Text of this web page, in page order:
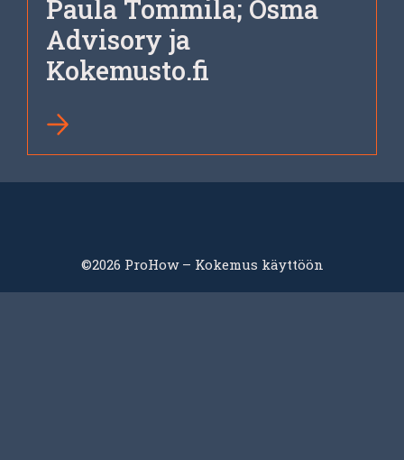
Paula Tommila; Osma
Advisory ja
Kokemusto.fi
©2026 ProHow – Kokemus käyttöön